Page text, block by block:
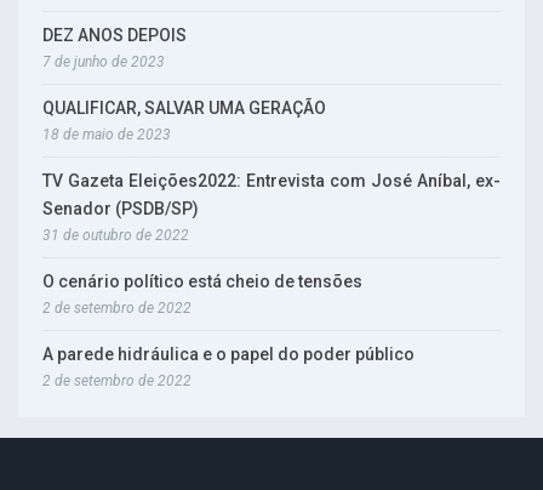
DEZ ANOS DEPOIS
7 de junho de 2023
QUALIFICAR, SALVAR UMA GERAÇÃO
18 de maio de 2023
TV Gazeta Eleições2022: Entrevista com José Aníbal, ex-
Senador (PSDB/SP)
31 de outubro de 2022
O cenário político está cheio de tensões
2 de setembro de 2022
A parede hidráulica e o papel do poder público
2 de setembro de 2022